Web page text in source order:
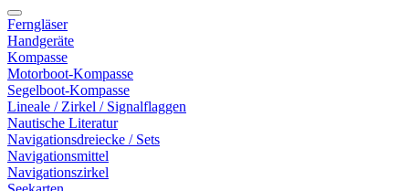
Ferngläser
Handgeräte
Kompasse
Motorboot-Kompasse
Segelboot-Kompasse
Lineale / Zirkel / Signalflaggen
Nautische Literatur
Navigationsdreiecke / Sets
Navigationsmittel
Navigationszirkel